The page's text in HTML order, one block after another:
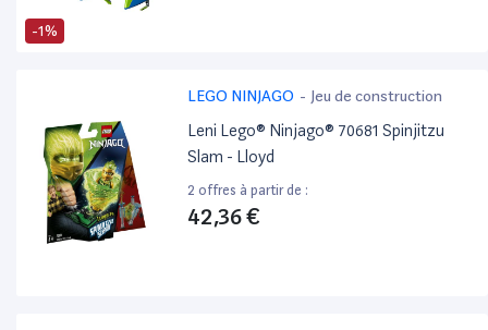
-1%
LEGO NINJAGO - Jeu de construction
Leni Lego® Ninjago® 70681 Spinjitzu
Slam - Lloyd
2 offres à partir de :
42,36 €